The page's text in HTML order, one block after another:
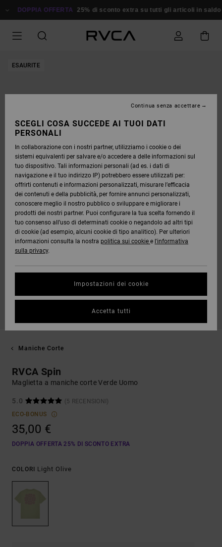
ALLE
DOPPIA OFFERTA 25% di sconto extra su tutti gli articoli in saldo
ESAURITE
Maniche Corte
RVCA Spin
Maglietta a maniche corte Verde Uomo
5.0
(5 RECENSIONI)
ECO-BONUS
35,00 €
DOPPIA OFFERTA 25% DI SCONTO EXTRA
COLORI Light Olive
SCEGLI COSA SUCCEDE AI TUOI DATI
PERSONALI
In collaborazione con i nostri partner, utilizziamo i cookie o dei
sistemi equivalenti per salvare e/o accedere a delle informazioni sul
tuo dispositivo. Tali informazioni personali (ad es. i dati di
navigazione e il tuo indirizzo IP) potrebbero essere utilizzati per:
offrirti contenuti e informazioni personalizzati, misurare l’efficacia
dei contenuti e della pubblicità, per fornire annunci personalizzati,
conoscere meglio il nostro pubblico o sviluppare e migliorare i
prodotti dei nostri partner. Puoi configurare la tua scelta fornendo il
tuo consenso all’uso di determinati cookie o negandolo ad altri tipi
di cookie (ad esempio, alcuni cookie di tipo analitico). Per ulteriori
informazioni consulta la nostra politica sui cookie e l'informativa
sulla privacy.
Impostazioni dei cookie
Continua senza accettare
Accetta tutti